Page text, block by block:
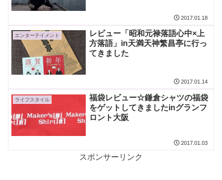
2017.01.18
エンターテイメント
レビュー「昭和元禄落語心中×上
方落語」in天満天神繁昌亭に行っ
てきました
2017.01.14
ライフスタイル
福袋レビュー☆鎌倉シャツの福袋
をゲットしてきましたinグランフ
ロント大阪
2017.01.03
スポンサーリンク